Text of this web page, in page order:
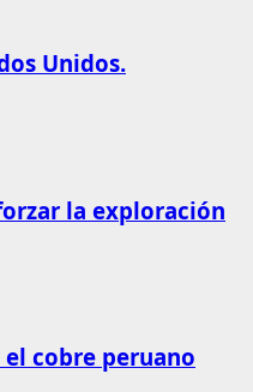
Unidos.
la exploración
cobre peruano